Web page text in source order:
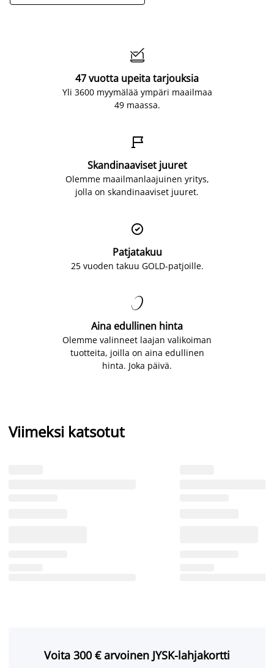

47 vuotta upeita tarjouksia
Yli 3600 myymälää ympäri maailmaa
49 maassa.

Skandinaaviset juuret
Olemme maailmanlaajuinen yritys,
jolla on skandinaaviset juuret.

Patjatakuu
25 vuoden takuu GOLD-patjoille.

Aina edullinen hinta
Olemme valinneet laajan valikoiman
tuotteita, joilla on aina edullinen
hinta. Joka päivä.
Viimeksi katsotut
Voita 300 € arvoinen JYSK-lahjakortti